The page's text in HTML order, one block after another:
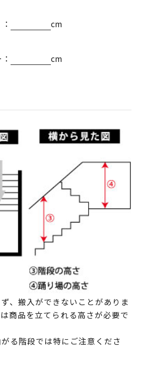
： cm
： cm
、搬入ができないことがありま
商品を立てられる高さが必要で
る階段では特にご注意くださ